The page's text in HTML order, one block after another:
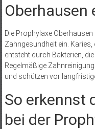
Oberhausen
Die Prophylaxe
Zahngesundheit ein. Karies,
entsteht durch Bakterien,
Regelmäßige
und schützen vor
So erkennst
bei der